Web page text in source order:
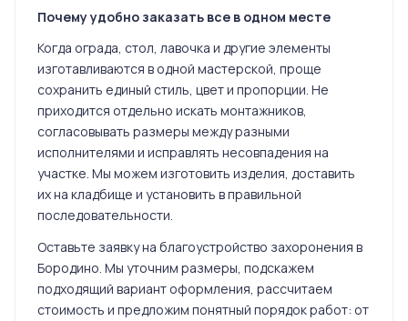
Почему удобно заказать все в одном месте
Когда ограда, стол, лавочка и другие элементы
изготавливаются в одной мастерской, проще
сохранить единый стиль, цвет и пропорции. Не
приходится отдельно искать монтажников,
согласовывать размеры между разными
исполнителями и исправлять несовпадения на
участке. Мы можем изготовить изделия, доставить
их на кладбище и установить в правильной
последовательности.
Оставьте заявку на благоустройство захоронения в
Бородино. Мы уточним размеры, подскажем
подходящий вариант оформления, рассчитаем
стоимость и предложим понятный порядок работ: от